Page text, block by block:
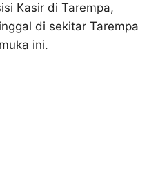
Kasir di Tarempa,
di sekitar Tarempa
ini.